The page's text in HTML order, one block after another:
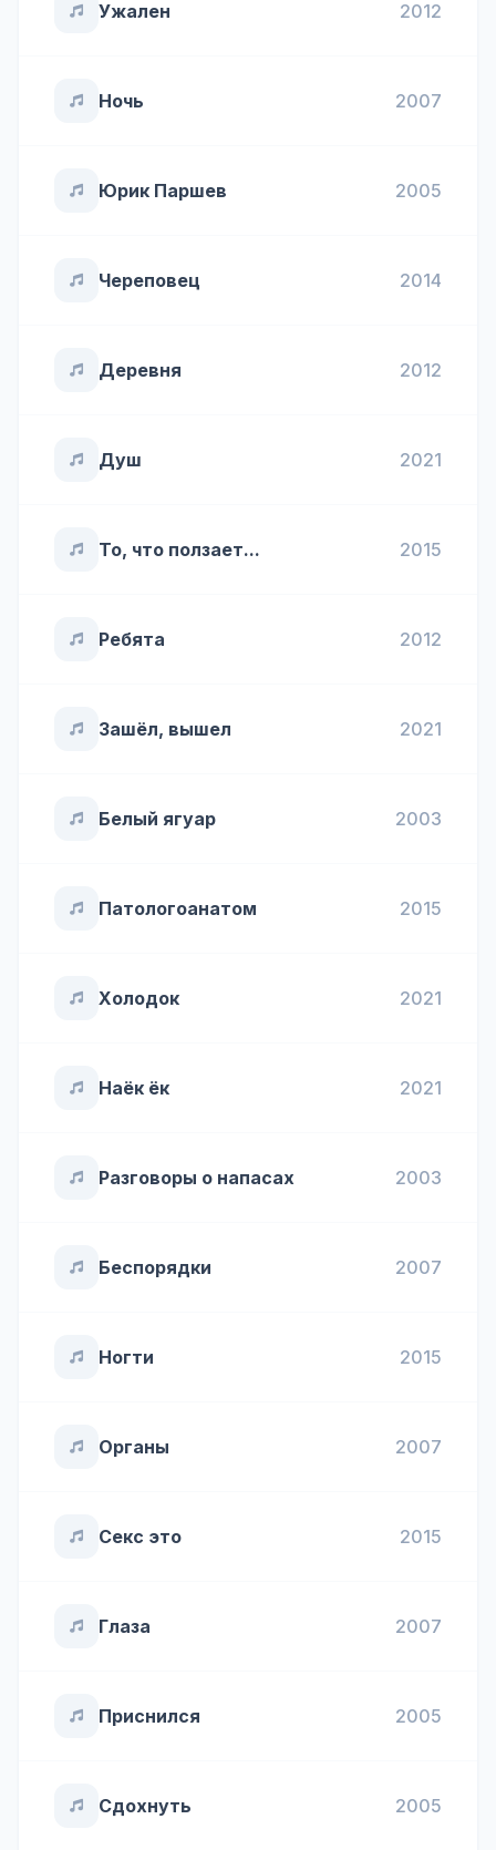
Ужален 2012
Ночь 2007
Юрик Паршев 2005
Череповец 2014
Деревня 2012
Душ 2021
То, что ползает... 2015
Ребята 2012
Зашёл, вышел 2021
Белый ягуар 2003
Патологоанатом 2015
Холодок 2021
Наёк ёк 2021
Разговоры о напасах 2003
Беспорядки 2007
Ногти 2015
Органы 2007
Секс это 2015
Глаза 2007
Приснился 2005
Сдохнуть 2005